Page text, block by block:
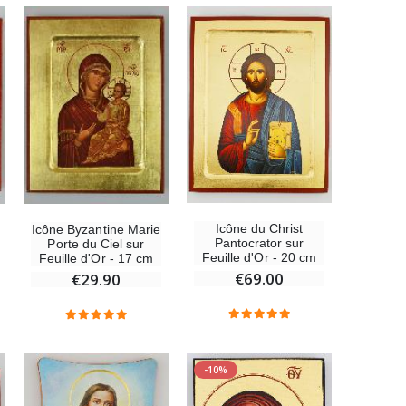
Icône Byzantine Marie
Porte du Ciel sur
Feuille d'Or - 17 cm
€29.90
Icône du Christ
Pantocrator sur
Feuille d'Or - 20 cm
€69.00
-10%
€130.00
€2.50
€5.00
€23.00